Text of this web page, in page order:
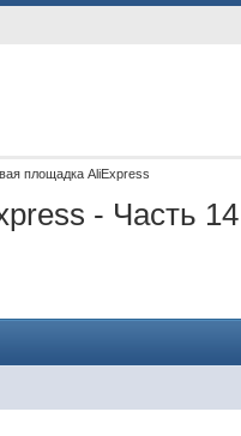
площадка AliExpress
- Часть 14